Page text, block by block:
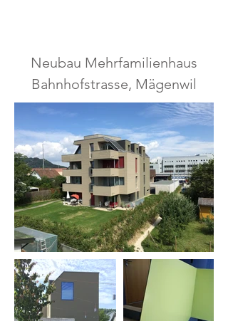
Neubau Mehrfamilienhaus
Bahnhofstrasse, Mägenwil